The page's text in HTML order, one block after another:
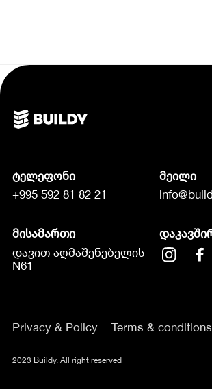
ტელეფონი
+995 592 81 82 21
მეილი
მისამართი
დავით აღმაშენებელის
N61
Privacy & Policy Terms & conditions
2023 Buildy. All right reserved